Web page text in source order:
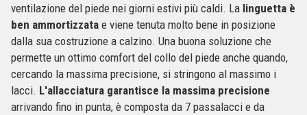
ventilazione del piede nei giorni estivi più caldi. La linguetta è
ben ammortizzata e viene tenuta molto bene in posizione
dalla sua costruzione a calzino. Una buona soluzione che
permette un ottimo comfort del collo del piede anche quando,
cercando la massima precisione, si stringono al massimo i
lacci. L'allacciatura garantisce la massima precisione
arrivando fino in punta, è composta da 7 passalacci e da